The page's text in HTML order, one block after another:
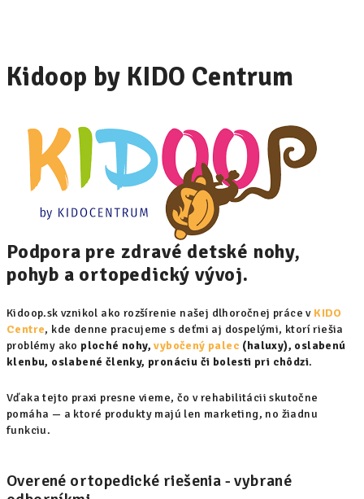
Kidoop by KIDO Centrum
Podpora pre zdravé detské nohy,
pohyb a ortopedický vývoj.
Kidoop.sk vznikol ako rozšírenie našej dlhoročnej práce v KIDO
Centre, kde denne pracujeme s deťmi aj dospelými, ktorí riešia
problémy ako ploché nohy,vybočený palec (haluxy), oslabenú
klenbu, oslabené členky, pronáciu či bolesti pri chôdzi.
Vďaka tejto praxi presne vieme, čo v rehabilitácii skutočne
pomáha — a ktoré produkty majú len marketing, no žiadnu
funkciu.
Overené ortopedické riešenia - vybrané